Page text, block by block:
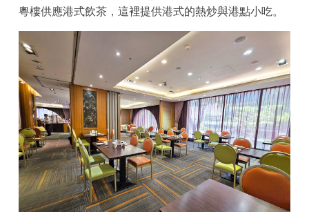
粵樓供應港式飲茶，這裡提供港式的熱炒與港點小吃。